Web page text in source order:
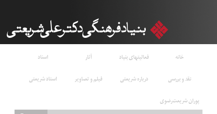
خانه فعالیتهای بنیاد آثار
اسناد
نقد و بررسی
درباره شریعتی فیلم و تصاویر
استاد شریعتی
پوران شریعت‌رضوی